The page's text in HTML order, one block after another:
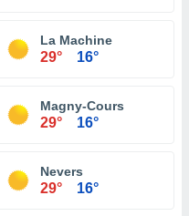
La Machine
29° 16°
Magny-Cours
29° 16°
Nevers
29° 16°